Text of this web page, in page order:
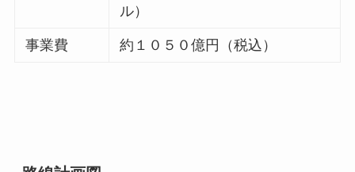
ル）
事業費 約１０５０億円（税込）